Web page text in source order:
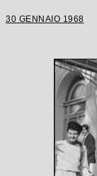
30 GENNAIO 1968